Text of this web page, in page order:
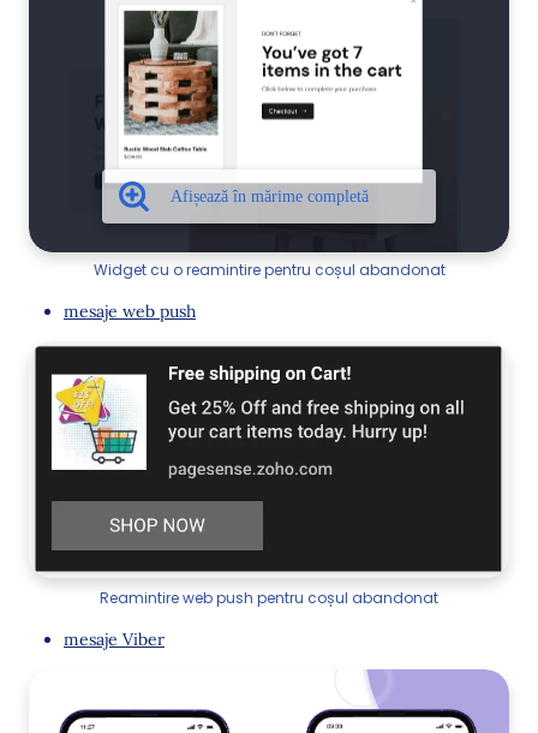
Widget cu o reamintire pentru coșul abandonat
mesaje web push
Reamintire web push pentru coșul abandonat
mesaje Viber